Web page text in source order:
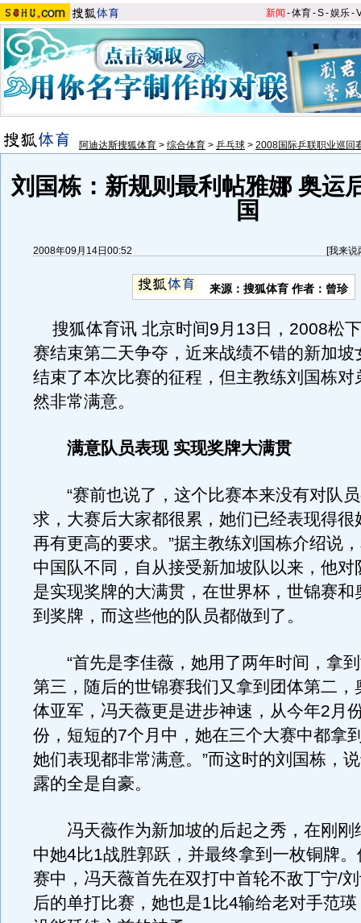
新闻 -体育-S-娱乐-
阿迪达斯搜狐体育 > 综合体育 > 乒乓球 > 2008国际乒联职业巡回
刘国栋：新规则最利帖雅娜 奥运
国
2008年09月14日00:52 [我来说
来源：搜狐体育 作者：曾珍
搜狐体育讯 北京时间9月13日，2008松
赛结束第二天争夺，近来战绩不错的新加坡
结束了本次比赛的征程，但主教练刘国栋对
然非常满意。
满意队员表现 实现奖牌大满贯
“赛前也说了，这个比赛本来没有对队员
求，大赛后大家都很累，她们已经表现得很
再有更高的要求。”据主教练刘国栋介绍说
中国队不同，自从接受新加坡队以来，他对
是实现奖牌的大满贯，在世界杯，世锦赛和
到奖牌，而这些他的队员都做到了。
“首先是李佳薇，她用了两年时间，拿到
第三，随后的世锦赛我们又拿到团体第二，
体亚军，冯天薇更是进步神速，从今年2月
份，短短的7个月中，她在三个大赛中都拿
她们表现都非常满意。”而这时的刘国栋，
露的全是自豪。
冯天薇作为新加坡的后起之秀，在刚刚
中她4比1战胜郭跃，并最终拿到一枚铜牌
赛中，冯天薇首先在双打中首轮不敌丁宁/
后的单打比赛，她也是1比4输给老对手范